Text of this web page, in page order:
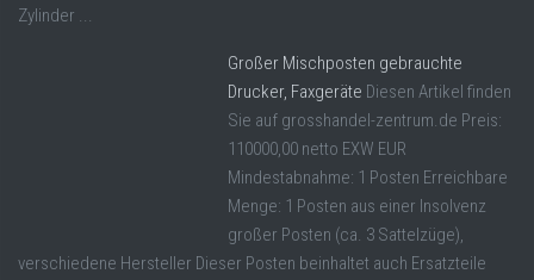
Zylinder ...
Großer Mischposten gebrauchte
Drucker, Faxgeräte Diesen Artikel finden
Sie auf grosshandel-zentrum.de Preis:
110000,00 netto EXW EUR
Mindestabnahme: 1 Posten Erreichbare
Menge: 1 Posten aus einer Insolvenz
großer Posten (ca. 3 Sattelzüge),
verschiedene Hersteller Dieser Posten beinhaltet auch Ersatzteile